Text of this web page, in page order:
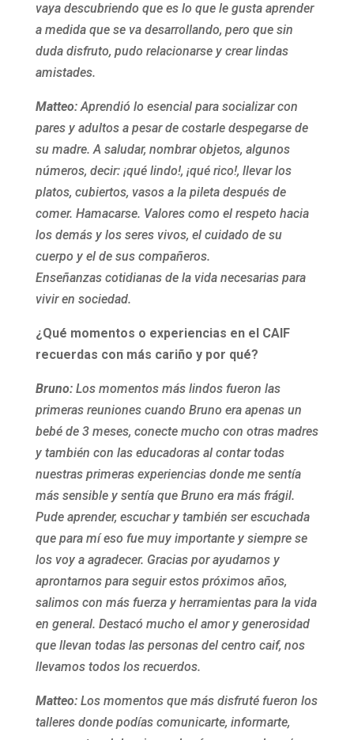
vaya descubriendo que es lo que le gusta aprender
a medida que se va desarrollando, pero que sin
duda disfruto, pudo relacionarse y crear lindas
amistades.
Matteo:Aprendió lo esencial para socializar con
pares y adultos a pesar de costarle despegarse de
su madre. A saludar, nombrar objetos, algunos
números, decir: ¡qué lindo!, ¡qué rico!, llevar los
platos, cubiertos, vasos a la pileta después de
comer. Hamacarse. Valores como el respeto hacia
los demás y los seres vivos, el cuidado de su
cuerpo y el de sus compañeros.
Enseñanzas cotidianas de la vida necesarias para
vivir en sociedad.
¿Qué momentos o experiencias en el CAIF
recuerdas con más cariño y por qué?
Bruno:Los momentos más lindos fueron las
primeras reuniones cuando Bruno era apenas un
bebé de 3 meses, conecte mucho con otras madres
y también con las educadoras al contar todas
nuestras primeras experiencias donde me sentía
más sensible y sentía que Bruno era más frágil.
Pude aprender, escuchar y también ser escuchada
que para mí eso fue muy importante y siempre se
los voy a agradecer. Gracias por ayudarnos y
aprontarnos para seguir estos próximos años,
salimos con más fuerza y herramientas para la vida
en general. Destacó mucho el amor y generosidad
que llevan todas las personas del centro caif, nos
llevamos todos los recuerdos.
Matteo:Los momentos que más disfruté fueron los
talleres donde podías comunicarte, informarte,